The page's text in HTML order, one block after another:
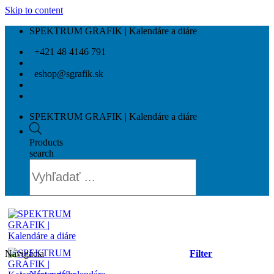
Skip to content
SPEKTRUM GRAFIK | Kalendáre a diáre
+421 48 4146 791
eshop@sgrafik.sk
SPEKTRUM GRAFIK | Kalendáre a diáre
Products
search
Filter
Navigácia